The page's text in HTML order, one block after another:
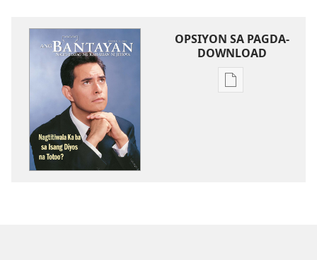
OPSIYON SA PAGDA-
DOWNLOAD
Opsiyon